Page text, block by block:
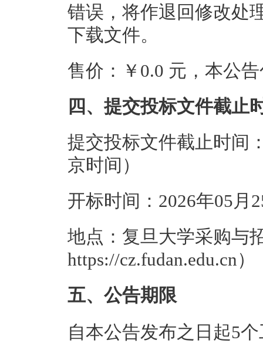
错误，将作退回修改处
下载文件。
售价：￥0.0 元，本公
四、提交投标文件截止
提交投标文件截止时间
京时间）
开标时间：2026年05月
地点：复旦大学采购与
https://cz.fudan.edu.cn）
五、公告期限
自本公告发布之日起5